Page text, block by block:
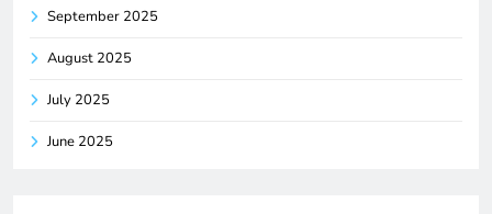
September 2025
August 2025
July 2025
June 2025